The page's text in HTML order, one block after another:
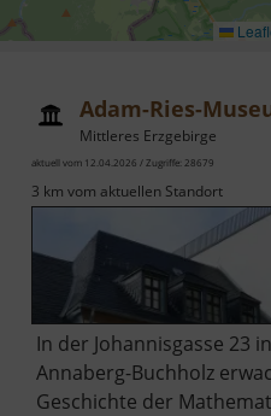
Adam-Ries-
Mittleres Erzgebirge
aktuell vom 12.04.2026 / Zugriffe: 28679
3 km vom aktuellen Standort
In der Johannisgasse 23 in
Annaberg-Buchholz
Geschichte der